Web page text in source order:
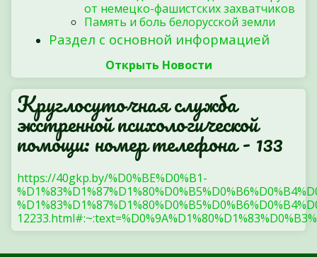
от немецко-фашистских захватчиков
Память и боль белорусской земли
Раздел с основной информацией
Открыть Новости
Круглосуточная служба
экстренной психологической
помощи: номер телефона - 133
https://40gkp.by/%D0%BE%D0%B1-